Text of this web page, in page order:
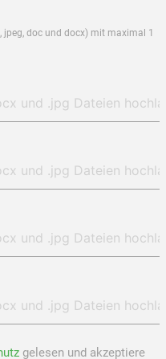
doc und docx) mit maximal 1
gelesen und akzeptiere